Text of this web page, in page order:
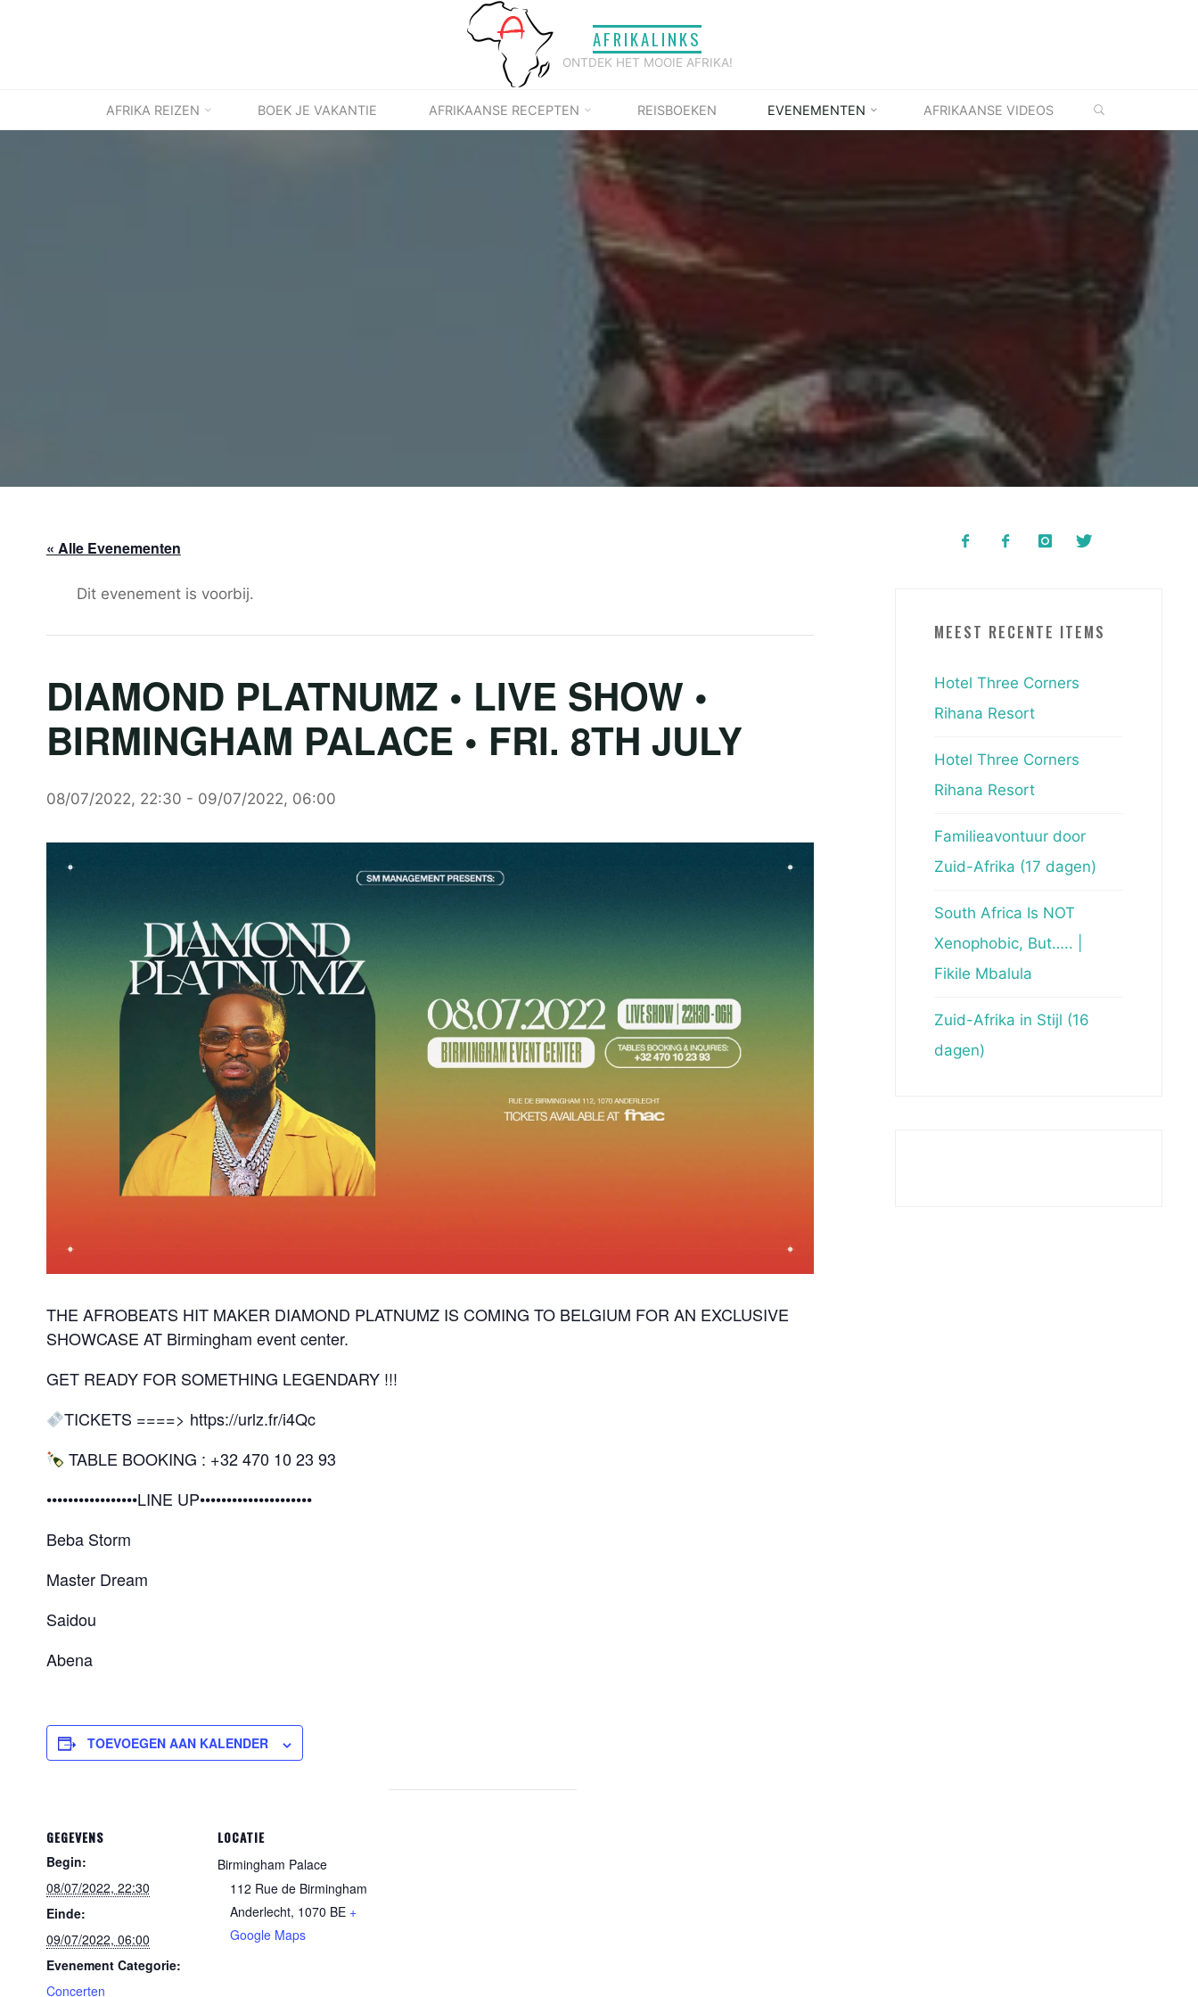
AFRIKALINKS
ONTDEK HET MOOIE AFRIKA!
AFRIKA REIZEN BOEK JE VAKANTIE AFRIKAANSE RECEPTEN REISBOEKEN EVENEMENTEN AFRIKAANSE VIDEOS
« Alle Evenementen
Dit evenement is voorbij.
DIAMOND PLATNUMZ • LIVE SHOW •
BIRMINGHAM PALACE • FRI. 8TH JULY
08/07/2022, 22:30 - 09/07/2022, 06:00
THE AFROBEATS HIT MAKER DIAMOND PLATNUMZ IS COMING TO BELGIUM FOR AN EXCLUSIVE
SHOWCASE AT Birmingham event center.
GET READY FOR SOMETHING LEGENDARY !!!
TICKETS ====> https://urlz.fr/i4Qc
TABLE BOOKING : +32 470 10 23 93
•••••••••••••••••LINE UP•••••••••••••••••••••
Beba Storm
Master Dream
Saidou
Abena
TOEVOEGEN AAN KALENDER
GEGEVENS
Begin:
08/07/2022, 22:30
Einde:
09/07/2022, 06:00
Evenement Categorie:
Concerten
LOCATIE
Birmingham Palace
112 Rue de Birmingham
Anderlecht, 1070 BE +
Google Maps
MEEST RECENTE ITEMS
Hotel Three Corners
Rihana Resort
Hotel Three Corners
Rihana Resort
Familieavontuur door
Zuid-Afrika (17 dagen)
South Africa Is NOT
Xenophobic, But….. |
Fikile Mbalula
Zuid-Afrika in Stijl (16
dagen)